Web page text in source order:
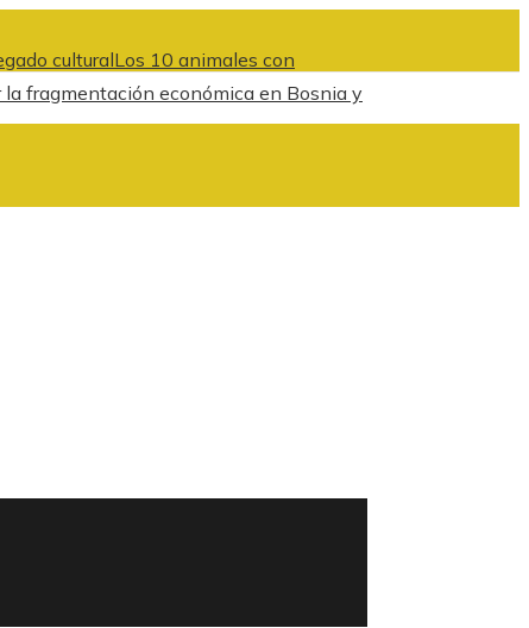
culturalLos 10 animales con
fragmentación económica en Bosnia y